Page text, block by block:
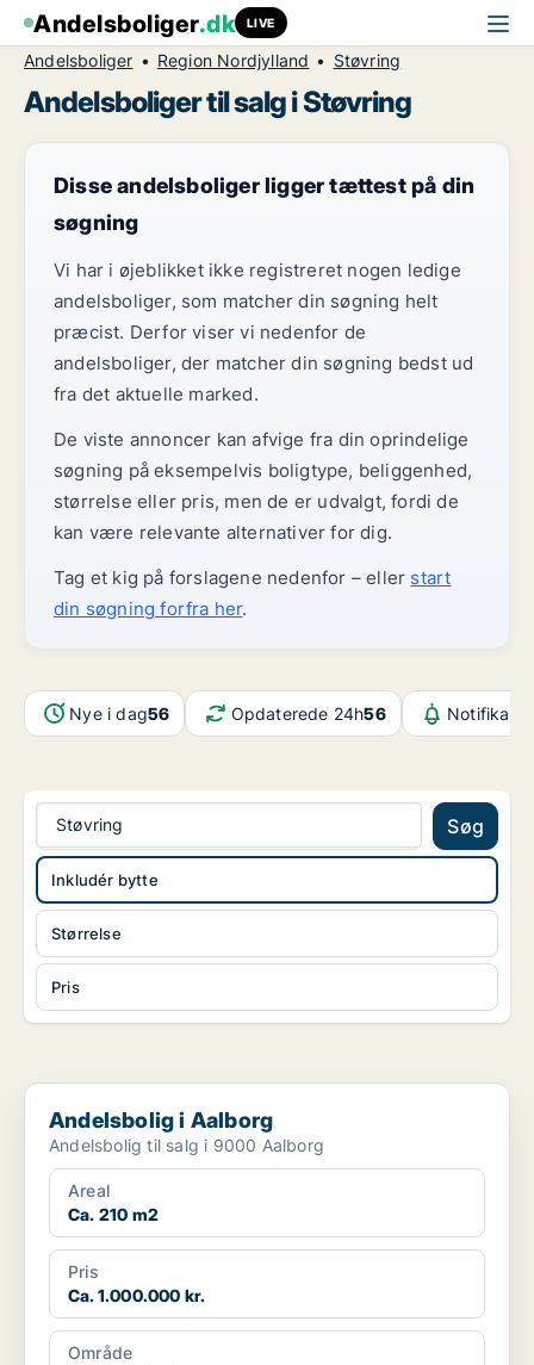
Andelsboliger.dk LIVE
Andelsboliger Region Nordjylland Støvring
Andelsboliger til salg i Støvring
Disse andelsboliger ligger tættest på din
søgning
Vi har i øjeblikket ikke registreret nogen ledige
andelsboliger, som matcher din søgning helt
præcist. Derfor viser vi nedenfor de
andelsboliger, der matcher din søgning bedst ud
fra det aktuelle marked.
De viste annoncer kan afvige fra din oprindelige
søgning på eksempelvis boligtype, beliggenhed,
størrelse eller pris, men de er udvalgt, fordi de
kan være relevante alternativer for dig.
Tag et kig på forslagene nedenfor – eller start
din søgning forfra her.
Nye i dag56 Opdaterede 24h56
Støvring Søg
Størrelse
Pris
Inkludér bytte
Andelsbolig i Aalborg
Andelsbolig i Aalborg
Andelsbolig til salg i 9000 Aalborg
Areal
Ca. 210 m2
Pris
Ca. 1.000.000 kr.
Område